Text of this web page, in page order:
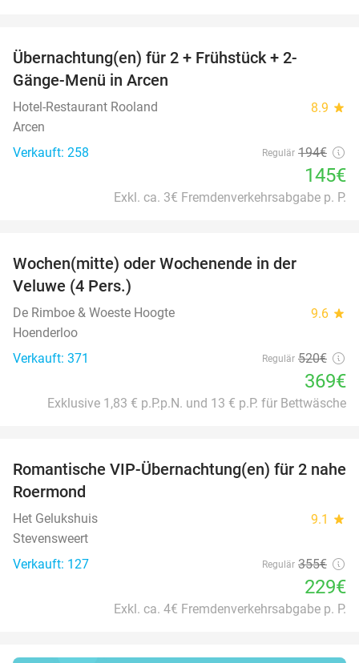
Übernachtung(en) für 2 + Frühstück + 2-
Gänge-Menü in Arcen
Hotel-Restaurant Rooland 8.9 star
Arcen
Verkauft: 258
Regulär 194€
145€
Exkl. ca. 3€ Fremdenverkehrsabgabe p. P.
Wochen(mitte) oder Wochenende in der
Veluwe (4 Pers.)
De Rimboe & Woeste Hoogte 9.6 star
Hoenderloo
Verkauft: 371
Regulär 520€
369€
Exklusive 1,83 € p.P.p.N. und 13 € p.P. für Bettwäsche
35%
Romantische VIP-Übernachtung(en) für 2 nahe
Roermond
Het Gelukshuis 9.1 star
Stevensweert
Verkauft: 127
Regulär 355€
229€
Exkl. ca. 4€ Fremdenverkehrsabgabe p. P.